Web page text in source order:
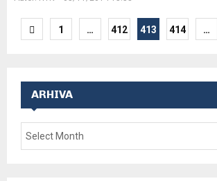
Posts
1 … 412 413 414 …
ARHIVA